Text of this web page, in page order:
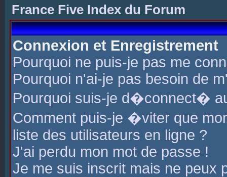
France Five Index du Forum
Connexion et Enregistrement
Pourquoi ne puis-je pas me
Pourquoi n'ai-je pas besoin de
Pourquoi suis-je d�connect�
Comment puis-je �viter que
liste des utilisateurs en ligne ?
J'ai perdu mon mot de passe !
Je me suis inscrit mais ne peux